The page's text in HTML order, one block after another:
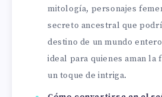
mitología, personajes
secreto ancestral que
destino de un mundo
ideal para quienes aman la
un toque de intriga.